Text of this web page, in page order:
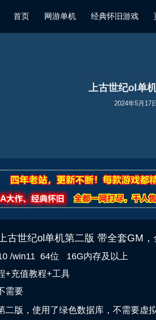
首页 网游单机 经典怀旧游戏
上古世纪ol单
2024年5月17
上古世纪ol单机第二版 带全套GM
/win11 64位 16G内存及以上
+充值教程+工具
需要
二版，使用了绿色数据库，不需要虚拟